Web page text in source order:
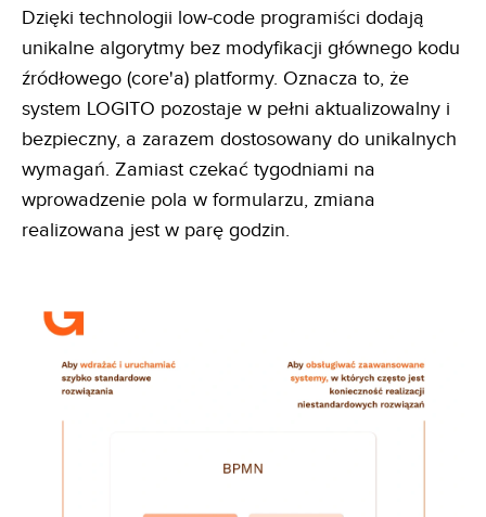
Dzięki technologii low-code programiści dodają
unikalne algorytmy bez modyfikacji głównego kodu
źródłowego (core'a) platformy. Oznacza to, że
system LOGITO pozostaje w pełni aktualizowalny i
bezpieczny, a zarazem dostosowany do unikalnych
wymagań. Zamiast czekać tygodniami na
wprowadzenie pola w formularzu, zmiana
realizowana jest w parę godzin.